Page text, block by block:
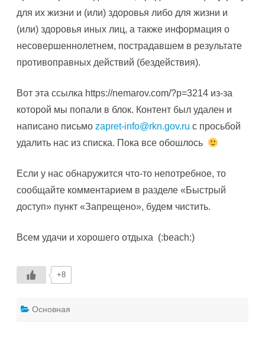
для их жизни и (или) здоровья либо для жизни и
(или) здоровья иных лиц, а также информация о
несовершеннолетнем, пострадавшем в результате
противоправных действий (бездействия).
Вот эта ссылка https://nemarov.com/?p=3214 из-за
которой мы попали в блок. Контент был удален и
написано письмо zapret-info@rkn.gov.ru с просьбой
удалить нас из списка. Пока все обошлось
Если у нас обнаружится что-то непотребное, то
сообщайте комментарием в разделе «Быстрый
доступ» пункт «Запрещено», будем чистить.
Всем удачи и хорошего отдыха (:beach:)
+8
Основная